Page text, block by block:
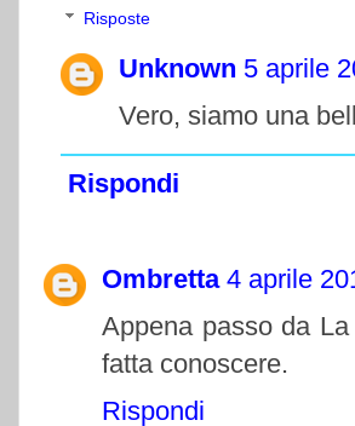
Risposte
Unknown 5 aprile
Vero, siamo una
Rispondi
Ombretta 4 aprile
Appena passo da
fatta conoscere.
Rispondi